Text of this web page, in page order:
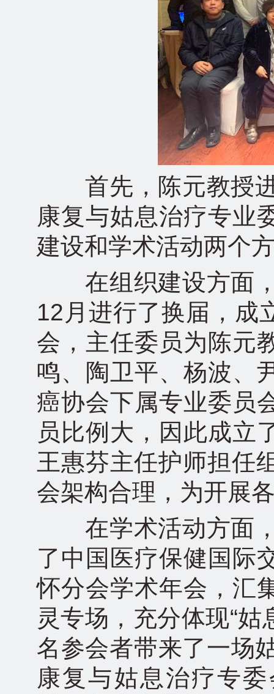
首先，陈元教授进
康复与姑息治疗专业
建设和学术活动两个
在组织建设方面，
12月进行了换届，成
会，主任委员为陈元
鸣、陶卫平、杨波、
癌协会下属专业委员
员比例大，因此成立
王惠芬主任护师担任
会架构合理，为开展
在学术活动方面，
了中国医疗保健国际
怀分会学术年会，汇
灵专场，充分体现“
名参会者带来了一场
康复与姑息治疗专